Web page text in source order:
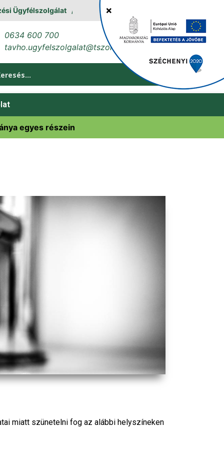
0634 600 700
tavho.ugyfelszolgalat@tszol.hu
egyes részein
miatt szünetelni fog az alábbi helyszíneken